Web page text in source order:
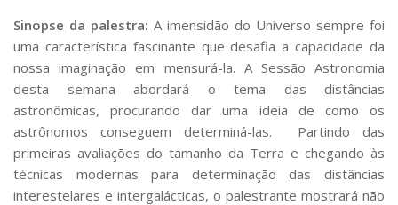
Projetos, Programas e Cursos
Artes, Cultura e Esportes
Museus e Espaços Interativos
Serviços
Bibliotecas
Apoio ao Estudante
Segurança, Trânsito e Prevenção
RH, Administrativo e Financeiro
Outros serviços
Sinopse da palestra: A imensidão do Universo sempre foi
uma característica fascinante que desafia a capacidade da
nossa imaginação em mensurá-la. A Sessão Astronomia
desta semana abordará o tema das distâncias
astronômicas, procurando dar uma ideia de como os
astrônomos conseguem determiná-las. Partindo das
primeiras avaliações do tamanho da Terra e chegando às
técnicas modernas para determinação das distâncias
interestelares e intergalácticas, o palestrante mostrará não